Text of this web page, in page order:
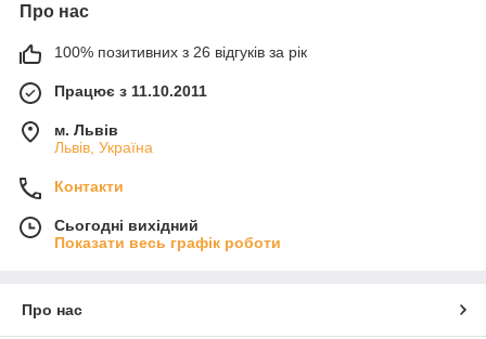
Про нас
100% позитивних з 26 відгуків за рік
Працює з 11.10.2011
м. Львів
Львів, Україна
Контакти
Сьогодні вихідний
Показати весь графік роботи
Про нас